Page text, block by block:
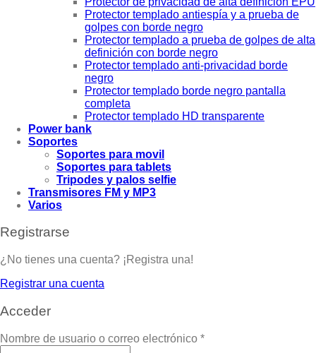
Protector templado antiespía y a prueba de
golpes con borde negro
Protector templado a prueba de golpes de alta
definición con borde negro
Protector templado anti-privacidad borde
negro
Protector templado borde negro pantalla
completa
Protector templado HD transparente
Power bank
Soportes
Soportes para movil
Soportes para tablets
Tripodes y palos selfie
Transmisores FM y MP3
Varios
Registrarse
¿No tienes una cuenta? ¡Registra una!
Registrar una cuenta
Acceder
Nombre de usuario o correo electrónico *